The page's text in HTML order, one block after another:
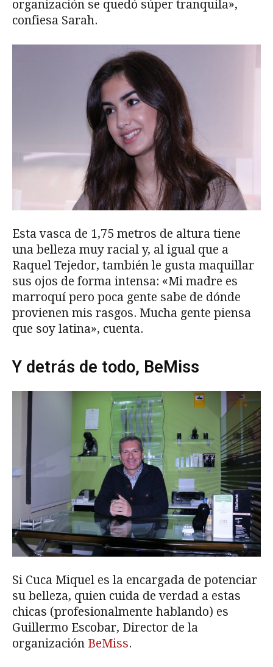
organización se quedó súper tranquila»,
confiesa Sarah.
Esta vasca de 1,75 metros de altura tiene
una belleza muy racial y, al igual que a
Raquel Tejedor, también le gusta maquillar
sus ojos de forma intensa: «Mi madre es
marroquí pero poca gente sabe de dónde
provienen mis rasgos. Mucha gente piensa
que soy latina», cuenta.
Y detrás de todo, BeMiss
Si Cuca Miquel es la encargada de potenciar
su belleza, quien cuida de verdad a estas
chicas (profesionalmente hablando) es
Guillermo Escobar, Director de la
organización BeMiss.